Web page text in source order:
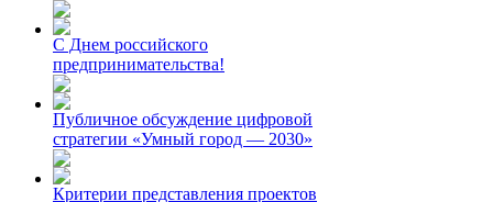
С Днем российского
предпринимательства!
Публичное обсуждение цифровой
стратегии «Умный город — 2030»
Критерии представления проектов